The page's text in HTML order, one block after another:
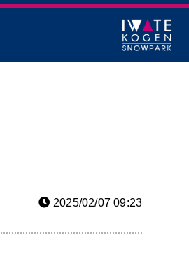
2025/02/07 09:23